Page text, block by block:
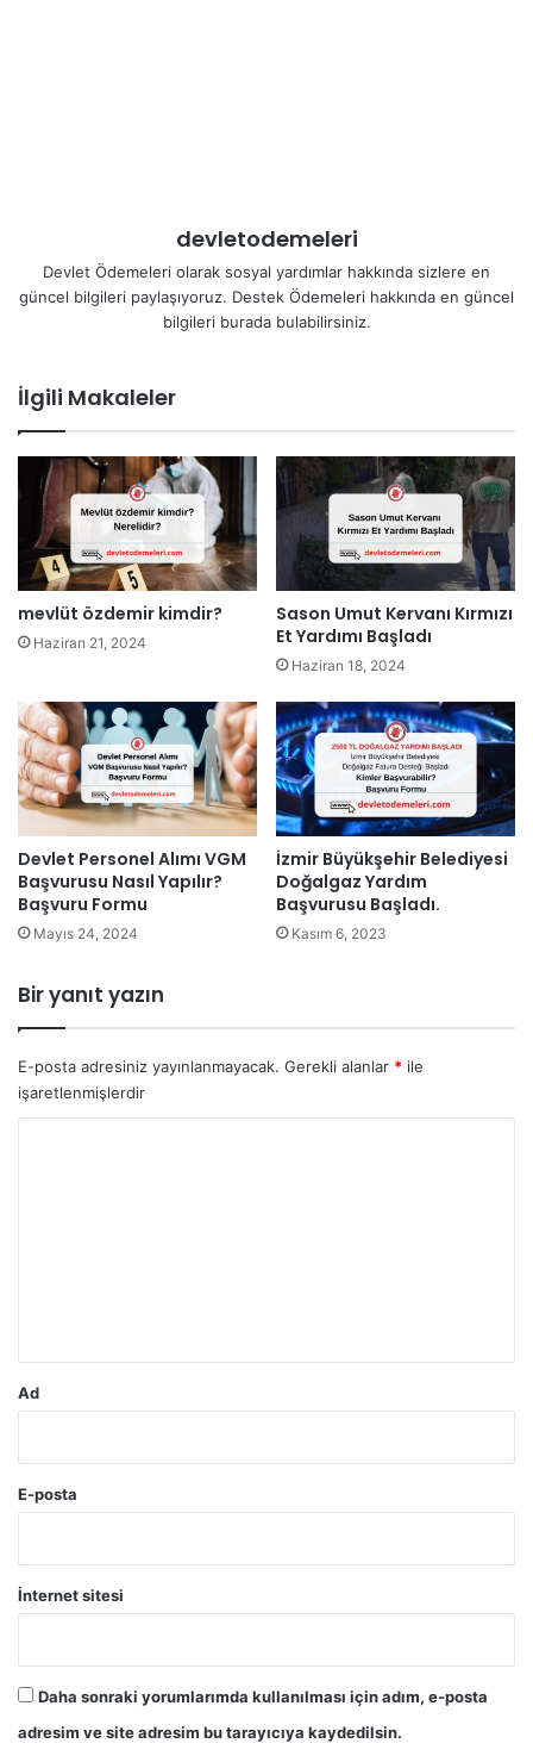
devletodemeleri
Devlet Ödemeleri olarak sosyal yardımlar hakkında sizlere en
güncel bilgileri paylaşıyoruz. Destek Ödemeleri hakkında en güncel
bilgileri burada bulabilirsiniz.
İlgili Makaleler
mevlüt özdemir kimdir?
Haziran 21, 2024
Sason Umut Kervanı Kırmızı
Et Yardımı Başladı
Haziran 18, 2024
Devlet Personel Alımı VGM
Başvurusu Nasıl Yapılır?
Başvuru Formu
Mayıs 24, 2024
İzmir Büyükşehir Belediyesi
Doğalgaz Yardım
Başvurusu Başladı.
Kasım 6, 2023
Bir yanıt yazın
E-posta adresiniz yayınlanmayacak. Gerekli alanlar * ile
işaretlenmişlerdir
Ad
E-posta
İnternet sitesi
Daha sonraki yorumlarımda kullanılması için adım, e-posta
adresim ve site adresim bu tarayıcıya kaydedilsin.